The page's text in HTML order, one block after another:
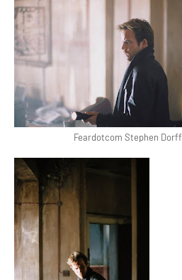
Feardotcom Stephen Dorff